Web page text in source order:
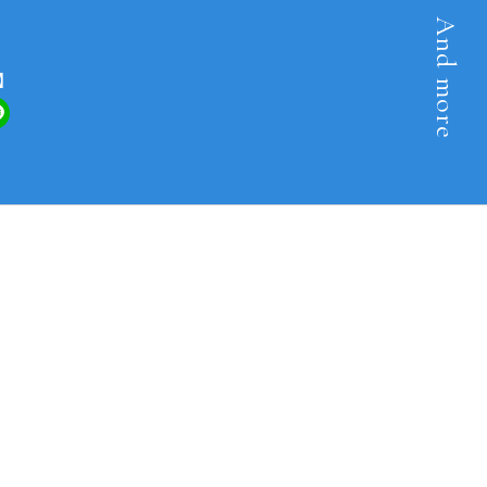
And more